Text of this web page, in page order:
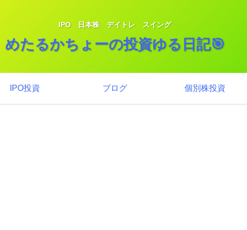
IPO 日本株 デイトレ スイング
めたるかちょーの投資ゆる日記🎯
IPO投資 ブログ 個別株投資